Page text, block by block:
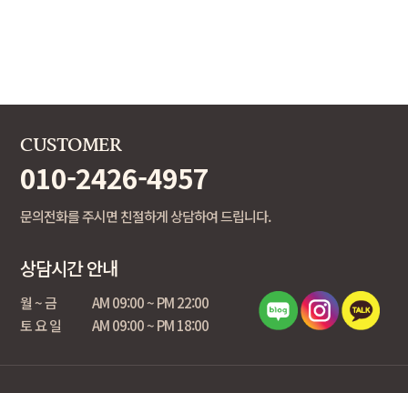
CUSTOMER
010-2426-4957
문의전화를 주시면 친절하게 상담하여 드립니다.
상담시간 안내
월 ~ 금
AM 09:00 ~ PM 22:00
토 요 일
AM 09:00 ~ PM 18:00